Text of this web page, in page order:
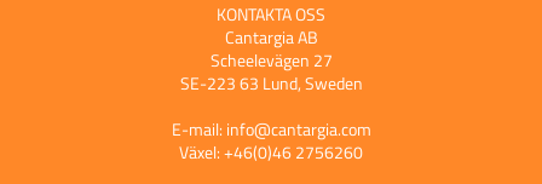
KONTAKTA OSS
Cantargia AB
Scheelevägen 27
SE-223 63 Lund, Sweden
E-mail: info@cantargia.com
Växel: +46(0)46 2756260